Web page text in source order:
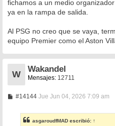
a
j
fichamos a un medio
ya en la rampa de salida.
Al PSG no creo que se vaya,
equipo Premier como el Aston
W
Wakandel
Mensajes: 12711
#14144M
a
Jue Jun 04, 2026 7:09 am
asgaroudfMAD escribió: ↑